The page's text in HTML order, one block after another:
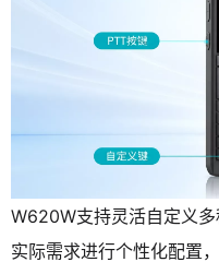
W620W支持灵活自定义
实际需求进行个性化配置